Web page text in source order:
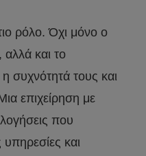
ρόλο. Όχι μόνο ο
και το
συχνότητά τους και
επιχείρηση με
που
και